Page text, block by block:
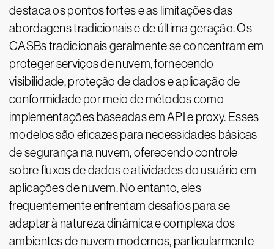
destaca os pontos fortes e as limitações das
abordagens tradicionais e de última geração. Os
CASBs tradicionais geralmente se concentram em
proteger serviços de nuvem, fornecendo
visibilidade, proteção de dados e aplicação de
conformidade por meio de métodos como
implementações baseadas em API e proxy. Esses
modelos são eficazes para necessidades básicas
de segurança na nuvem, oferecendo controle
sobre fluxos de dados e atividades do usuário em
aplicações de nuvem. No entanto, eles
frequentemente enfrentam desafios para se
adaptar à natureza dinâmica e complexa dos
ambientes de nuvem modernos, particularmente